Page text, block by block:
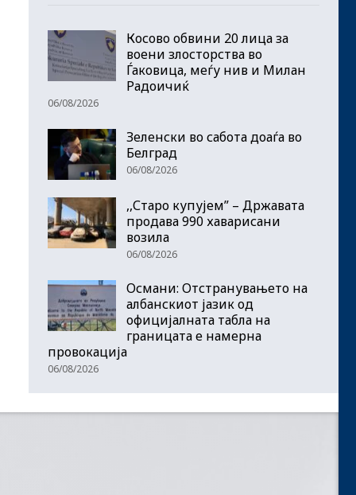
Косово обвини 20 лица за
воени злосторства во
Ѓаковица, меѓу нив и Милан
Радоичиќ
06/08/2026
Зеленски во сабота доаѓа во
Белград
06/08/2026
,,Старо купујем” – Државата
продава 990 хаварисани
возила
06/08/2026
Османи: Отстранувањето на
албанскиот јазик од
официјалната табла на
границата е намерна
провокација
06/08/2026